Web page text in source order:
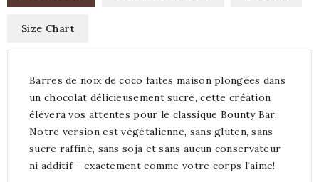
Size Chart
Barres de noix de coco faites maison plongées dans
un chocolat délicieusement sucré, cette création
élèvera vos attentes pour le classique Bounty Bar.
Notre version est végétalienne, sans gluten, sans
sucre raffiné, sans soja et sans aucun conservateur
ni additif - exactement comme votre corps l'aime!